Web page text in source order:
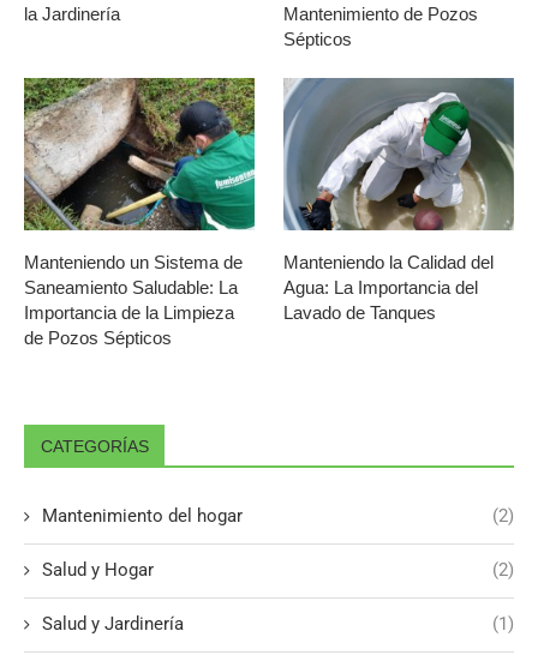
la Jardinería
Mantenimiento de Pozos
Sépticos
Manteniendo un Sistema de
Saneamiento Saludable: La
Importancia de la Limpieza
de Pozos Sépticos
Manteniendo la Calidad del
Agua: La Importancia del
Lavado de Tanques
CATEGORÍAS
Mantenimiento del hogar (2)
Salud y Hogar (2)
Salud y Jardinería (1)